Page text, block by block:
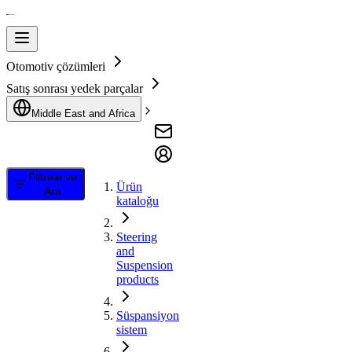
Otomotiv çözümleri
Satış sonrası yedek parçalar
Middle East and Africa
Filtrele ve
Ara
Ürün
kataloğu
Steering
and
Suspension
products
Süspansiyon
sistem